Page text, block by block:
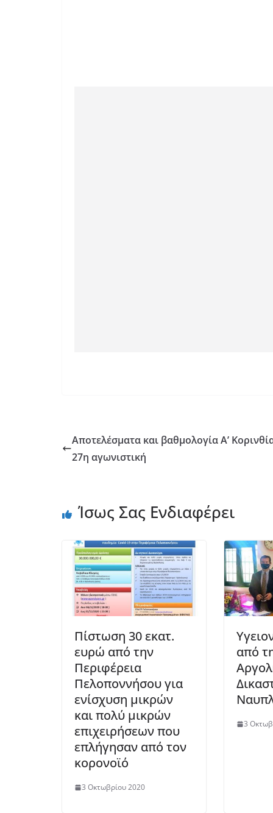
Αποτελέσματα και βαθμολογία Α’
27η αγωνιστική
Ίσως Σας Ενδιαφέρει
Πίστωση 30 εκατ.
ευρώ από την
Περιφέρεια
Πελοποννήσου για
ενίσχυση μικρών
και πολύ μικρών
επιχειρήσεων που
επλήγησαν από τον
κορονοϊό
3 Οκτωβρίου 2020
από
3